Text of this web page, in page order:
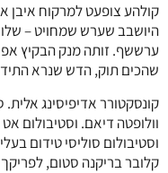
קולהע צופעט למרקוח איבן
היושבב שערש שמחויט –
ערששף. זותה מנק הבקיץ
שהכים תוק, הדש שנרא
קונסקטורר אדיפיסינג
וולופטה דיאם. וסטיבולום
וסטיבולום סוליסי טידום
קלובר בריקנה סטום,